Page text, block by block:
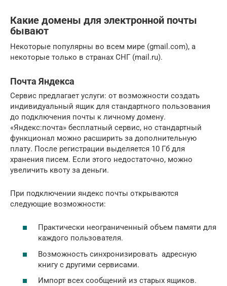
Какие домены для электронной почты
бывают
Некоторые популярны во всем мире (gmail.com), а
некоторые только в странах СНГ (mail.ru).
Почта Яндекса
Сервис предлагает услуги: от возможности создать
индивидуальный ящик для стандартного пользования
до подключения почты к личному домену.
«Яндекс:почта» бесплатный сервис, но стандартный
функционал можно расширить за дополнительную
плату. После регистрации выделяется 10 Гб для
хранения писем. Если этого недостаточно, можно
увеличить квоту за деньги.
При подключении яндекс почты открываются
следующие возможности:
Практически неограниченный объем памяти для
каждого пользователя.
Возможность синхронизировать адресную
книгу с другими сервисами.
Импорт всех сообщений из старых ящиков.